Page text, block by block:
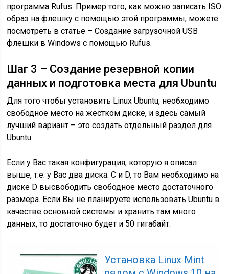
программа Rufus. Пример того, как можно записать ISO
образ на флешку с помощью этой программы, можете
посмотреть в статье – Создание загрузочной USB
флешки в Windows с помощью Rufus.
Шаг 3 – Создание резервной копии
данных и подготовка места для Ubuntu
Для того чтобы установить Linux Ubuntu, необходимо
свободное место на жестком диске, и здесь самый
лучший вариант – это создать отдельный раздел для
Ubuntu.
Если у Вас такая конфигурация, которую я описал
выше, т.е. у Вас два диска: C и D, то Вам необходимо на
диске D высвободить свободное место достаточного
размера. Если Вы не планируете использовать Ubuntu в
качестве основной системы и хранить там много
данных, то достаточно будет и 50 гигабайт.
Установка Linux Mint